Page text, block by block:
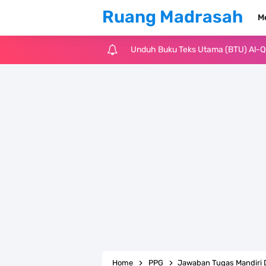
Ruang Madrasah
Unduh Buku Teks Utama (BTU)
Home PPG Jawaban Tugas Mandiri